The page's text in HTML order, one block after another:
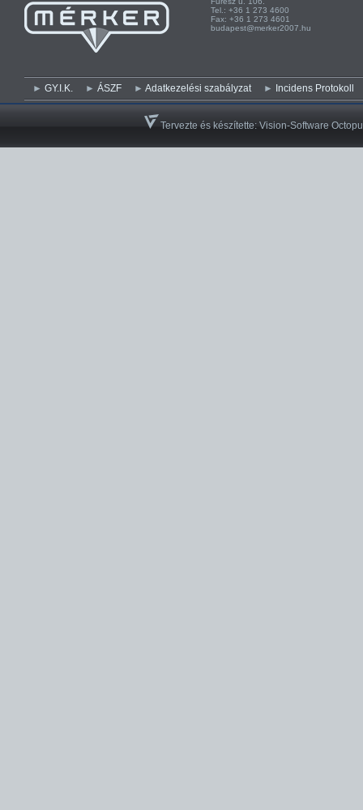
Tel.: +36 1 273 4600
Fax: +36 1 273 4601
budapest@merker2007.hu
GY.I.K. ÁSZF Adatkezelési szabályzat Incidens Protokoll
Tervezte és készítette:Vision-Software